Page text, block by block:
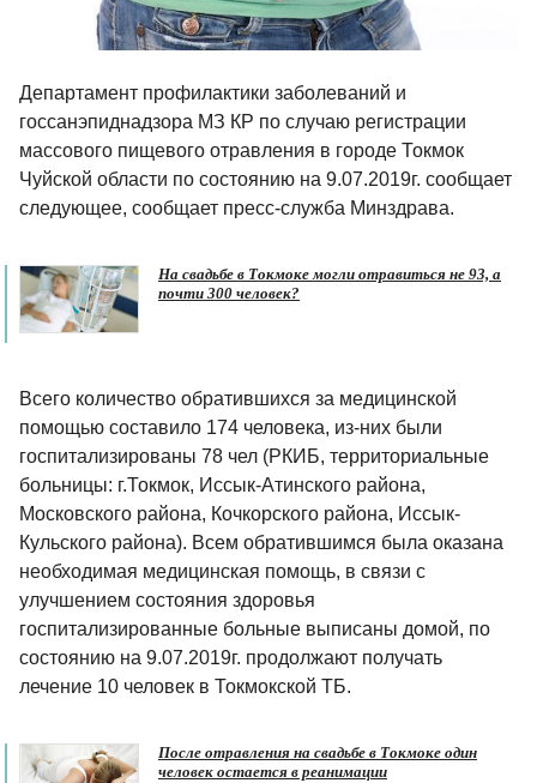
Департамент профилактики заболеваний и
госсанэпиднадзора МЗ КР по случаю регистрации
массового пищевого отравления в городе Токмок
Чуйской области по состоянию на 9.07.2019г. сообщает
следующее, сообщает пресс-служба Минздрава.
На свадьбе в Токмоке могли отравиться не 93, а
почти 300 человек?
Всего количество обратившихся за медицинской
помощью составило 174 человека, из-них были
госпитализированы 78 чел (РКИБ, территориальные
больницы: г.Токмок, Иссык-Атинского района,
Московского района, Кочкорского района, Иссык-
Кульского района). Всем обратившимся была оказана
необходимая медицинская помощь, в связи с
улучшением состояния здоровья
госпитализированные больные выписаны домой, по
состоянию на 9.07.2019г. продолжают получать
лечение 10 человек в Токмокской ТБ.
После отравления на свадьбе в Токмоке один
человек остается в реанимации